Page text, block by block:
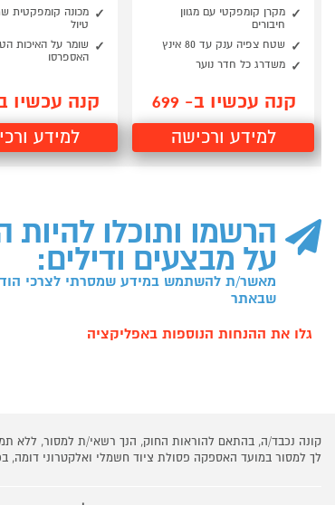
מקרן קומפקטי עם מגוון
חיבורים
שטח צפיה ענק עד 80 אינץ
משדרג כל חדר נוער
קנה עכשיו ב- 699
למידע ורכישה
מכונה קומפקטית
טיול
שומר על האיכות
האספרסו
קנה עכשיו ב-
למידע
הרשמו ותוכלו
על מבצעים ודילים:
מאשר/ת להשתמש במידע שמסרתי לצרכי
שבאתר
גלו את ההנחות הנוספות באפליקציה
קונה נכבד/ה, בהתאם להוראות החוק, הנך רשאי/ת למסור, ללא
לך למסור במועד האספקה פסולת ציוד חשמלי ואלקטרוני